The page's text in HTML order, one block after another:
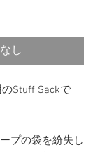
し
Stuff Sackで
プの袋を紛失し